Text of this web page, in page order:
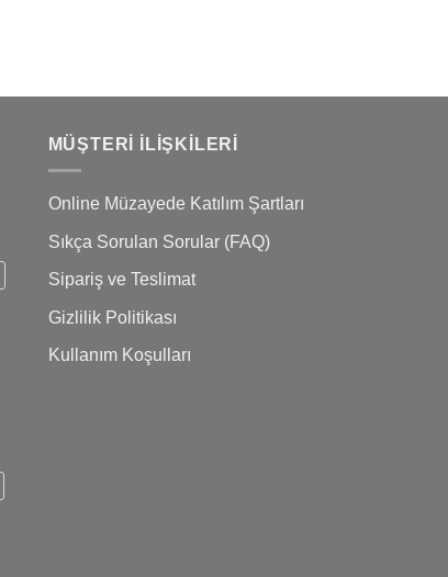
MÜŞTERI İLIŞKILERI
Online Müzayede Katılım Şartları
Sıkça Sorulan Sorular (FAQ)
Sipariş ve Teslimat
Gizlilik Politikası
Kullanım Koşulları